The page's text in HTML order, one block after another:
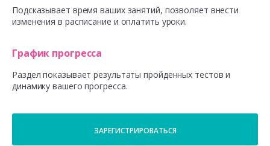
Подсказывает время ваших занятий, позволяет внести
изменения в расписание и оплатить уроки.
График прогресса
Раздел показывает результаты пройденных тестов и
динамику вашего прогресса.
ЗАРЕГИСТРИРОВАТЬСЯ